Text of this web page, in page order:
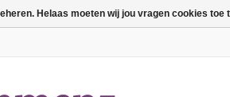
Helaas moeten wij jou vragen cookies